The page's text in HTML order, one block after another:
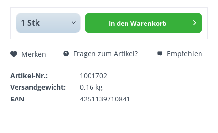
In den Warenkorb
Merken Fragen zum Artikel? Empfehlen
Artikel-Nr.:
1001702
Versandgewicht:
0,16 kg
EAN
4251139710841